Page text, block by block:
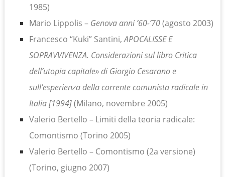
1985)
Mario Lippolis – Genova anni ’60-’70(agosto 2003)
Francesco “Kuki” Santini,APOCALISSE E
SOPRAVVIVENZA. Considerazioni sul libro Critica
dell’utopia capitale» di Giorgio Cesarano e
sull’esperienza della corrente comunista radicale in
Italia [1994](Milano, novembre 2005)
Valerio Bertello – Limiti della teoria radicale:
Comontismo (Torino 2005)
Valerio Bertello – Comontismo (2a versione)
(Torino, giugno 2007)